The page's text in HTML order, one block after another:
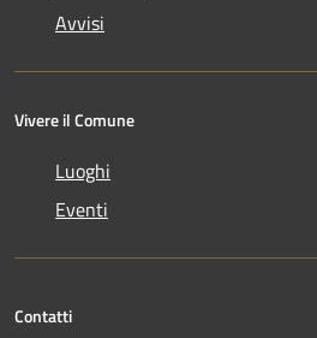
Avvisi
Vivere il Comune
Luoghi
Eventi
Contatti